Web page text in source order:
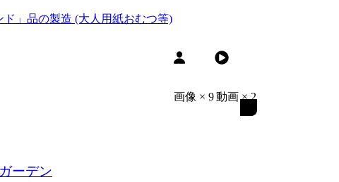
」品の製造 (大人用紙おむつ等)
画像 × 9 動画×2
ーデン